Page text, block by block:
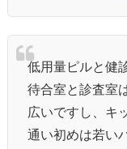
低用量ピルと健
待合室と診査室
広いですし、キ
通い初めは若い